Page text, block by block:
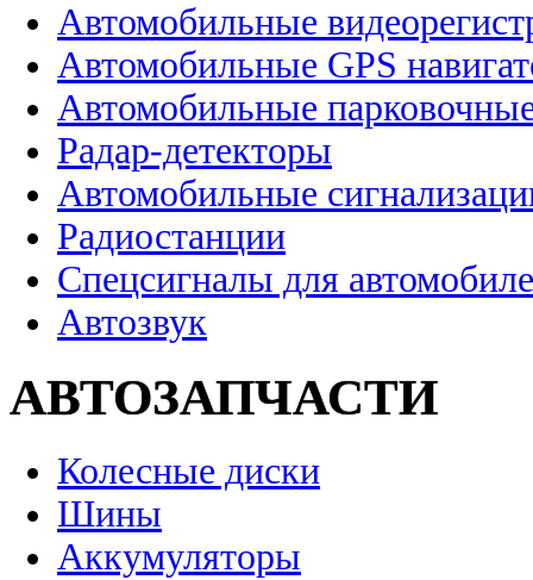
Автомобильные
Автомобильные GPS
Автомобильные
Радар-детекторы
Автомобильные
Радиостанции
Спецсигналы для
Автозвук
АВТОЗАПЧАСТИ
Колесные диски
Шины
Аккумуляторы